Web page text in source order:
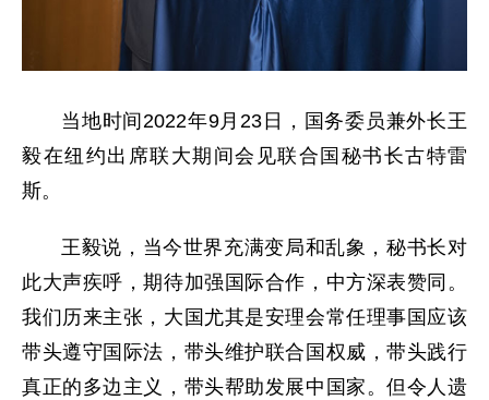
当地时间2022年9月23日，国务委员兼外长王
毅在纽约出席联大期间会见联合国秘书长古特雷
斯。
王毅说，当今世界充满变局和乱象，秘书长对
此大声疾呼，期待加强国际合作，中方深表赞同。
我们历来主张，大国尤其是安理会常任理事国应该
带头遵守国际法，带头维护联合国权威，带头践行
真正的多边主义，带头帮助发展中国家。但令人遗